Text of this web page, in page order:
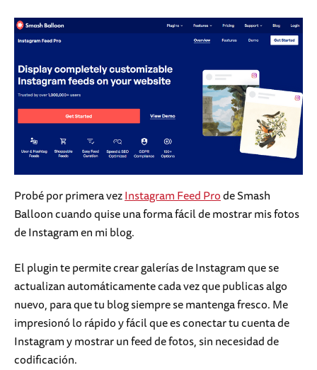
Probé por primera vezInstagram Feed Prode Smash
Balloon cuando quise una forma fácil de mostrar mis fotos
de Instagram en mi blog.
El plugin te permite crear galerías de Instagram que se
actualizan automáticamente cada vez que publicas algo
nuevo, para que tu blog siempre se mantenga fresco. Me
impresionó lo rápido y fácil que es conectar tu cuenta de
Instagram y mostrar un feed de fotos, sin necesidad de
codificación.